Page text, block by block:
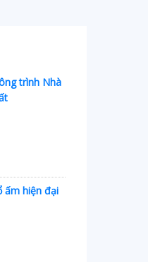
trình Nhà
ấm hiện đại